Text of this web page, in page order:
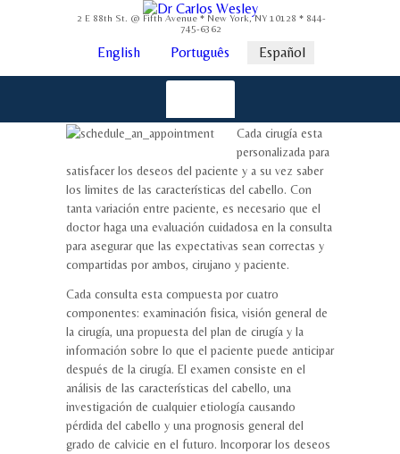
2 E 88th St. @ Fifth Avenue * New York, NY 10128 * 844-
745-6362
English Português Español
Cada cirugía esta
personalizada para
satisfacer los deseos del paciente y a su vez saber
los limites de las características del cabello. Con
tanta variación entre paciente, es necesario que el
doctor haga una evaluación cuidadosa en la consulta
para asegurar que las expectativas sean correctas y
compartidas por ambos, cirujano y paciente.
Cada consulta esta compuesta por cuatro
componentes: examinación fisica, visión general de
la cirugía, una propuesta del plan de cirugía y la
información sobre lo que el paciente puede anticipar
después de la cirugía. El examen consiste en el
análisis de las características del cabello, una
investigación de cualquier etiología causando
pérdida del cabello y una prognosis general del
grado de calvicie en el futuro. Incorporar los deseos